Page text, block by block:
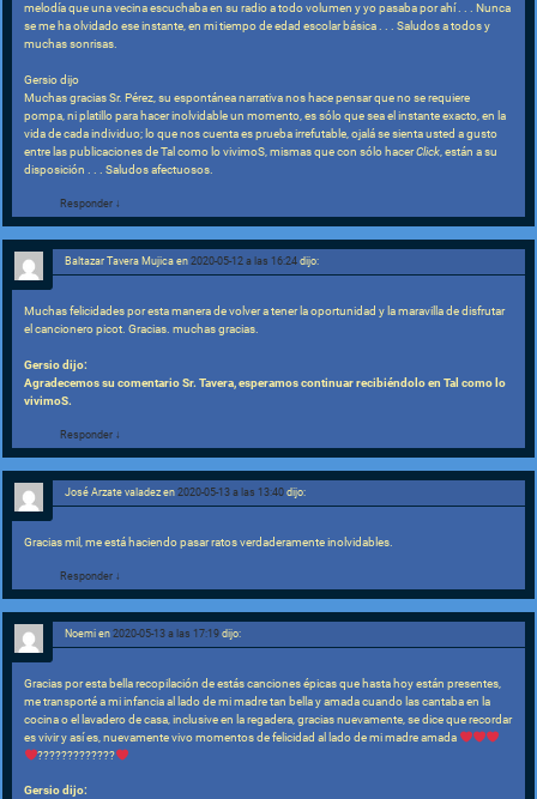
melodía que una vecina escuchaba en su radio a todo volumen y yo pasaba por ahí . . . Nunca
se me ha olvidado ese instante, en mi tiempo de edad escolar básica . . . Saludos a todos y
muchas sonrisas.
Gersio dijo
Muchas gracias Sr. Pérez, su espontánea narrativa nos hace pensar que no se requiere
pompa, ni platillo para hacer inolvidable un momento, es sólo que sea el instante exacto, en la
vida de cada individuo; lo que nos cuenta es prueba irrefutable, ojalá se sienta usted a gusto
entre las publicaciones de Tal como lo vivimoS, mismas que con sólo hacerClick , están a su
disposición . . . Saludos afectuosos.
Responder ↓
Baltazar Tavera Mujica en2020-05-12 a las 16:24 dijo:
Muchas felicidades por esta manera de volver a tener la oportunidad y la maravilla de disfrutar
el cancionero picot. Gracias. muchas gracias.
Gersio dijo:
Agradecemos su comentario Sr. Tavera, esperamos continuar recibiéndolo en Tal como lo
vivimoS.
Responder ↓
José Arzate valadez en2020-05-13 a las 13:40 dijo:
Gracias mil, me está haciendo pasar ratos verdaderamente inolvidables.
Responder ↓
Noemi en2020-05-13 a las 17:19 dijo:
Gracias por esta bella recopilación de estás canciones épicas que hasta hoy están presentes,
me transporté a mi infancia al lado de mi madre tan bella y amada cuando las cantaba en la
cocina o el lavadero de casa, inclusive en la regadera, gracias nuevamente, se dice que recordar
es vivir y así es, nuevamente vivo momentos de felicidad al lado de mi madre amada
?????????????
Gersio dijo: